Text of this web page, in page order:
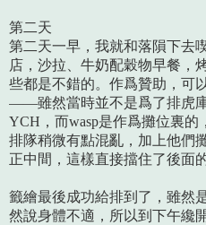
第二天
第二天一早，我就和落隕下去
店，沙拉、牛奶配穀物早餐，
些都是不錯的。作爲贊助，可
——雖然當時並不是爲了排虎
YCH，而wasp是作爲攤位裏
排隊稍微有點混亂，加上他們
正中間，這樣直接擋住了後
籤繪最後成功給排到了，雖然
然說身體不適，所以到下午纔